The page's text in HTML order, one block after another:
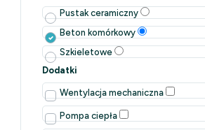
Pustak ceramiczny
Beton komórkowy
Szkieletowe
Dodatki
Wentylacja mechaniczna
Pompa ciepła